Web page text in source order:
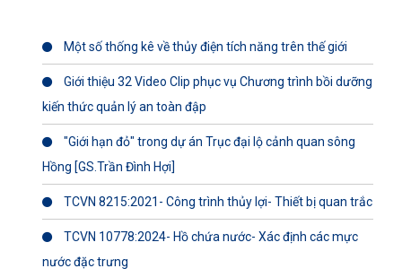
Một số thống kê về thủy điện tích năng trên thế giới
Giới thiệu 32 Video Clip phục vụ Chương trình bồi dưỡng
kiến thức quản lý an toàn đập
"Giới hạn đỏ" trong dự án Trục đại lộ cảnh quan sông
Hồng [GS.Trần Đình Hợi]
TCVN 8215:2021- Công trình thủy lợi- Thiết bị quan trắc
TCVN 10778:2024- Hồ chứa nước- Xác định các mực
nước đặc trưng